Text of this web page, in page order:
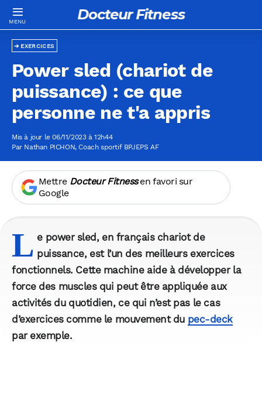
Docteur Fitness
EXERCICES
Power sled (chariot de
puissance) : ce que
personne ne t'a appris
Mis à jour le 06/11/2023 à 12h44
Par Nathan PICHON, Coach sportif BPJEPS AF
Mettre Docteur Fitnessen favori sur
Google
L e power sled, en français chariot de
puissance, est l’un des meilleurs exercices
fonctionnels. Cette machine aide à développer la
force des muscles qui peut être appliquée aux
activités du quotidien, ce qui n’est pas le cas
d’exercices comme le mouvement du pec-deck
par exemple.